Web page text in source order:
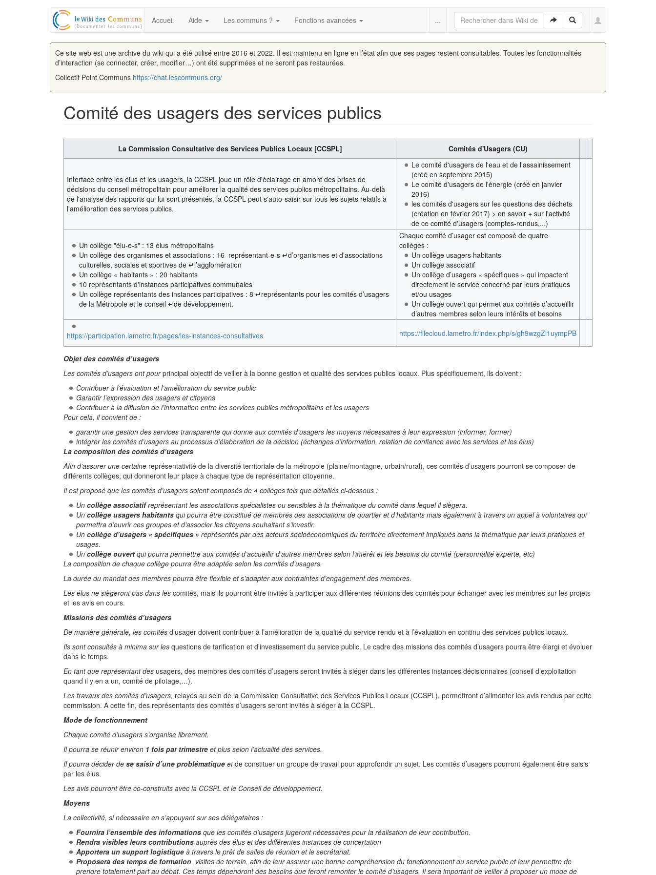
Accueil Aide Les communs ? Fonctions avancées ...
Ce site web est une archive du wiki qui a été utilisé entre 2016 et 2022. Il est maintenu en ligne en l’état afin que ses pages restent consultables. Toutes les fonctionnalités
d’interaction (se connecter, créer, modifier…) ont été supprimées et ne seront pas restaurées.
Collectif Point Communs https://chat.lescommuns.org/
Comité des usagers des services publics
La Commission Consultative des Services Publics Locaux [CCSPL]
Comités d'Usagers (CU)
Interface entre les élus et les usagers, la CCSPL joue un rôle d'éclairage en amont des prises de
décisions du conseil métropolitain pour améliorer la qualité des services publics métropolitains. Au-delà
de l'analyse des rapports qui lui sont présentés, la CCSPL peut s'auto-saisir sur tous les sujets relatifs à
l'amélioration des services publics.
Le comité d'usagers de l'eau et de l'assainissement
(créé en septembre 2015)
Le comité d'usagers de l'énergie (créé en janvier
2016)
les comités d'usagers sur les questions des déchets
(création en février 2017) > en savoir + sur l'activité
de ce comité d'usagers (comptes-rendus,...)
Un collège "élu-e-s" : 13 élus métropolitains
Un collège des organismes et associations : 16 représentant-e-s ↵d’organismes et d’associations
culturelles, sociales et sportives de ↵l’agglomération
Un collège « habitants » : 20 habitants
10 représentants d'instances participatives communales
Un collège représentants des instances participatives : 8 ↵représentants pour les comités d’usagers
de la Métropole et le conseil ↵de développement.
Chaque comité d’usager est composé de quatre
collèges :
Un collège usagers habitants
Un collège associatif
Un collège d’usagers « spécifiques » qui impactent
directement le service concerné par leurs pratiques
et/ou usages
Un collège ouvert qui permet aux comités d’accueillir
d’autres membres selon leurs intérêts et besoins
https://participation.lametro.fr/pages/les-instances-consultatives https://filecloud.lametro.fr/index.php/s/gh9wzgZl1uympPB
Objet des comités d’usagers
Les comités d’usagers ont pourprincipal objectif de veiller à la bonne gestion et qualité des services publics locaux. Plus spécifiquement, ils doivent :
Contribuer à l’évaluation et l’amélioration du service public
Garantir l’expression des usagers et citoyens
Contribuer à la diffusion de l’information entre les services publics métropolitains et les usagers
Pour cela, il convient de :
garantir une gestion des services transparente qui donne aux comités d’usagers les moyens nécessaires à leur expression (informer, former)
intégrer les comités d’usagers au processus d’élaboration de la décision (échanges d’information, relation de confiance avec les services et les élus)
La composition des comités d’usagers
Afin d’assurer une certaine représentativité de la diversité territoriale de la métropole (plaine/montagne, urbain/rural), ces comités d’usagers pourront se composer de
différents collèges, qui donneront leur place à chaque type de représentation citoyenne.
Il est proposé que les comités d’usagers soient composés de 4 collèges tels que détaillés ci-dessous :
Un collège associatifreprésentant les associations spécialistes ou sensibles à la thématique du comité dans lequel il siègera.
Un collège usagers habitantsqui pourra être constitué de membres des associations de quartier et d’habitants mais également à travers un appel à volontaires qui
permettra d’ouvrir ces groupes et d’associer les citoyens souhaitant s’investir.
Un collège d’usagers « spécifiques » représentés par des acteurs socioéconomiques du territoire directement impliqués dans la thématique par leurs pratiques et
usages.
Un collège ouvertqui pourra permettre aux comités d’accueillir d’autres membres selon l’intérêt et les besoins du comité (personnalité experte, etc)
La composition de chaque collège pourra être adaptée selon les comités d’usagers.
La durée du mandat des membres pourra être flexible et s’adapter aux contraintes d’engagement des membres.
Les élus ne siègeront pas dans les comités, mais ils pourront être invités à participer aux différentes réunions des comités pour échanger avec les membres sur les projets
et les avis en cours.
Missions des comités d’usagers
De manière générale, les comités d’usager doivent contribuer à l’amélioration de la qualité du service rendu et à l’évaluation en continu des services publics locaux.
Ils sont consultés à minima sur les questions de tarification et d’investissement du service public. Le cadre des missions des comités d’usagers pourra être élargi et évoluer
dans le temps.
En tant que représentant des usagers, des membres des comités d’usagers seront invités à siéger dans les différentes instances décisionnaires (conseil d’exploitation
quand il y en a un, comité de pilotage,…).
Les travaux des comités d’usagers, relayés au sein de la Commission Consultative des Services Publics Locaux (CCSPL), permettront d’alimenter les avis rendus par cette
commission. A cette fin, des représentants des comités d’usagers seront invités à siéger à la CCSPL.
Mode de fonctionnement
Chaque comité d’usagers s’organise librement.
Il pourra se réunir environ 1 fois par trimestre et plus selon l’actualité des services.
Il pourra décider de se saisir d’une problématique etde constituer un groupe de travail pour approfondir un sujet. Les comités d’usagers pourront également être saisis
par les élus.
Les avis pourront être co-construits avec la CCSPL et le Conseil de développement.
Moyens
La collectivité, si nécessaire en s’appuyant sur ses délégataires :
Fournira l’ensemble des informationsque les comités d’usagers jugeront nécessaires pour la réalisation de leur contribution.
Rendra visibles leurs contributionsauprès des élus et des différentes instances de concertation
Apportera un support logistiqueà travers le prêt de salles de réunion et le secrétariat.
Proposera des temps de formation, visites de terrain, afin de leur assurer une bonne compréhension du fonctionnement du service public et leur permettre de
prendre totalement part au débat. Ces temps dépendront des besoins que feront remonter le comité d’usagers. Il sera important de veiller à proposer un mode de